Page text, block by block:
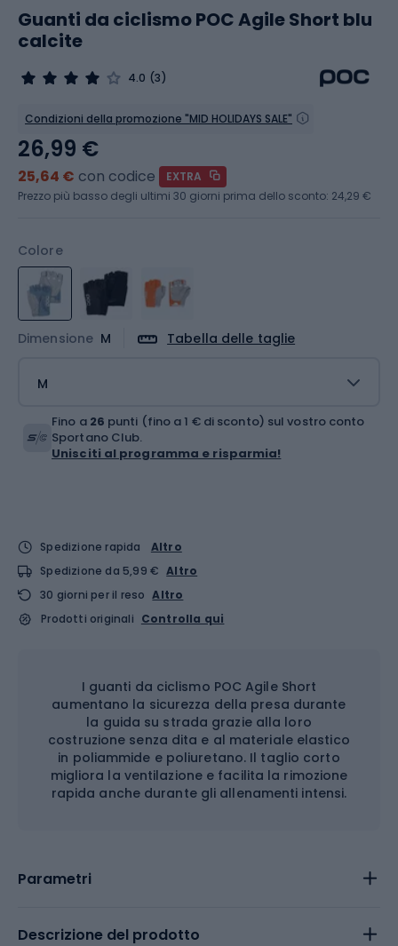
Guanti da ciclismo POC Agile Short blu
calcite
4.0 (3)
Condizioni della promozione "MID HOLIDAYS SALE"
Colore
Dimensione M Tabella delle taglie
M
26,99 €
25,64 € con codice
EXTRA
Prezzo più basso degli ultimi 30 giorni prima dello sconto: 24,29 €
Fino a 26 punti (fino a 1 € di sconto) sul vostro conto
Sportano Club.
Unisciti al programma e risparmia!
Spedizione rapida
Altro
Spedizione da 5,99 € Altro
30 giorni per il reso Altro
Prodotti originali Controlla qui
I guanti da ciclismo POC Agile Short
aumentano la sicurezza della presa durante
la guida su strada grazie alla loro
costruzione senza dita e al materiale elastico
in poliammide e poliuretano. Il taglio corto
migliora la ventilazione e facilita la rimozione
rapida anche durante gli allenamenti intensi.
Parametri
Descrizione del prodotto